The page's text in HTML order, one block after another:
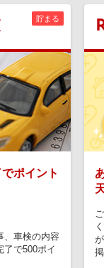
貯まる
ポイント
、車検の内容
了で500ポイ